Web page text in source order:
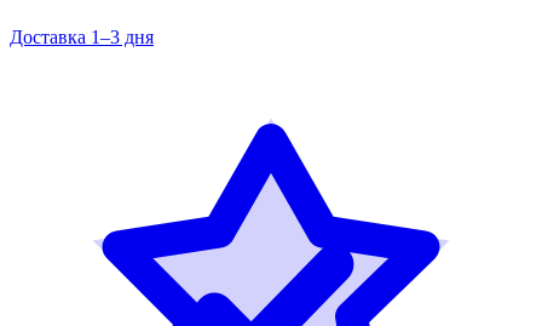
Доставка 1–3 дня